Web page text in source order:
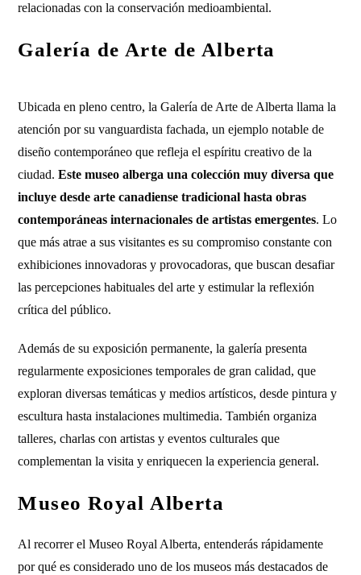
relacionadas con la conservación medioambiental.
Galería de Arte de Alberta
Ubicada en pleno centro, la Galería de Arte de Alberta llama la
atención por su vanguardista fachada, un ejemplo notable de
diseño contemporáneo que refleja el espíritu creativo de la
ciudad.Este museo alberga una colección muy diversa que
incluye desde arte canadiense tradicional hasta obras
contemporáneas internacionales de artistas emergentes. Lo
que más atrae a sus visitantes es su compromiso constante con
exhibiciones innovadoras y provocadoras, que buscan desafiar
las percepciones habituales del arte y estimular la reflexión
crítica del público.
Además de su exposición permanente, la galería presenta
regularmente exposiciones temporales de gran calidad, que
exploran diversas temáticas y medios artísticos, desde pintura y
escultura hasta instalaciones multimedia. También organiza
talleres, charlas con artistas y eventos culturales que
complementan la visita y enriquecen la experiencia general.
Museo Royal Alberta
Al recorrer el Museo Royal Alberta, entenderás rápidamente
por qué es considerado uno de los museos más destacados de